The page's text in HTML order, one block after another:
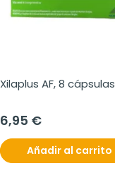
Xilaplus AF, 8 cápsulas
6,95 €
Añadir al carrito